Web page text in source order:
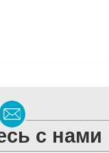
с нами